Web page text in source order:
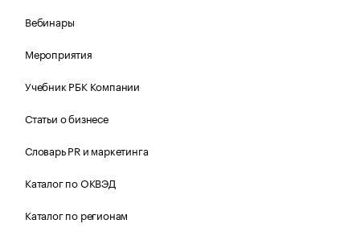
Вебинары
Мероприятия
Учебник РБК Компании
Статьи о бизнесе
Словарь PR и маркетинга
Каталог по ОКВЭД
Каталог по регионам